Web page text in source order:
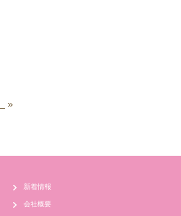
»
新着情報
会社概要